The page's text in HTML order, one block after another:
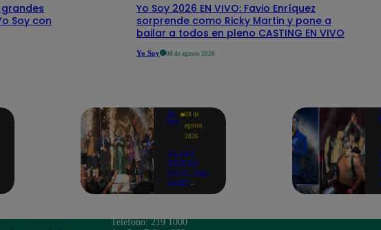
grandes
Soy con
Yo Soy 2026 EN VIVO: Favio Enríquez
sorprende como Ricky Martin y pone a
bailar a todos en pleno CASTING EN VIVO
Yo Soy 08 de agosto 2026
Yo
Soy
08 de
agosto
2026
Yo Soy
2026 EN
VIVO: “Hey
Jude”
José
Teléfono: 219 1000